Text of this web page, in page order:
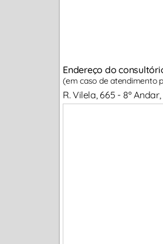
Endereço do
(em caso de atendimento
R. Vilela, 665 - 8º